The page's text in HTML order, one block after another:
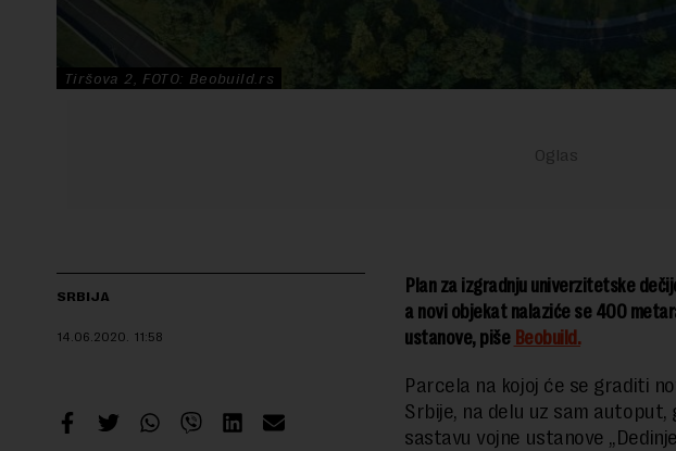
Tiršova 2, FOTO: Beobuild.rs
SRBIJA
14.06.2020. 11:58
Plan za izgradnju univerzitetske
a novi objekat nalaziće se 400
ustanove, piše Beobuild.
Parcela na kojoj će se graditi
Srbije, na delu uz sam
sastavu vojne ustanove